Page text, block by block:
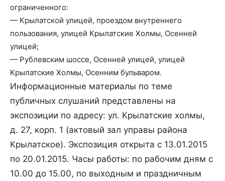
ограниченного:
— Крылатской улицей, проездом внутреннего
пользования, улицей Крылатские Холмы, Осенней
улицей;
— Рублевским шоссе, Осенней улицей, улицей
Крылатские Холмы, Осенним бульваром.
Информационные материалы по теме
публичных слушаний представлены на
экспозиции по адресу: ул. Крылатские холмы,
д. 27, корп. 1 (актовый зал управы района
Крылатское). Экспозиция открыта с 13.01.2015
по 20.01.2015. Часы работы: по рабочим дням с
10.00 до 15.00, по выходным и праздничным